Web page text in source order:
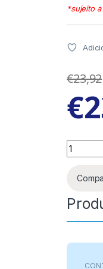
*sujeito
€23,92
€
Quantity